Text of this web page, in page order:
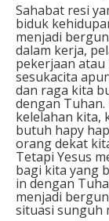
Sahabat resi
biduk
menjadi
dalam kerja,
pekerjaan atau
sesukacita
dan raga kita
dengan
kelelahan kita,
butuh hapy
orang dekat
Tetapi Yesus
bagi kita yang
in dengan
menjadi
situasi sunguh